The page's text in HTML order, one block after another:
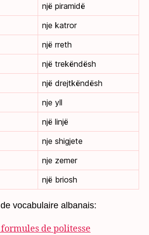
një piramidë
nje katror
një rreth
një trekëndësh
një drejtkëndësh
nje yll
një linjë
nje shigjete
nje zemer
një briosh
vocabulaire albanais:
de politesse